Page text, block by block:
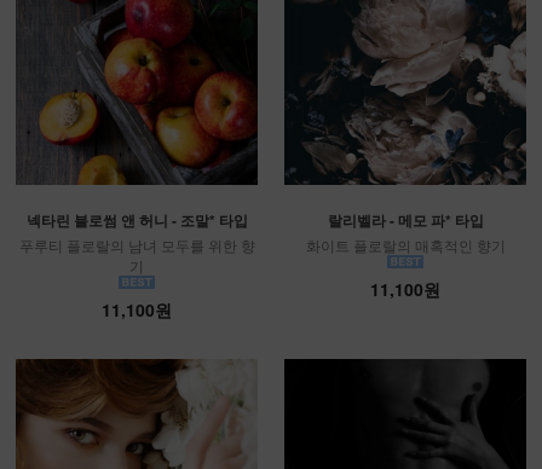
넥타린 블로썸 앤 허니 - 조말* 타입
푸루티 플로랄의 남녀 모두를 위한 향
기
11,100원
랄리벨라 - 메모 파* 타입
화이트 플로랄의 매혹적인 향기
11,100원